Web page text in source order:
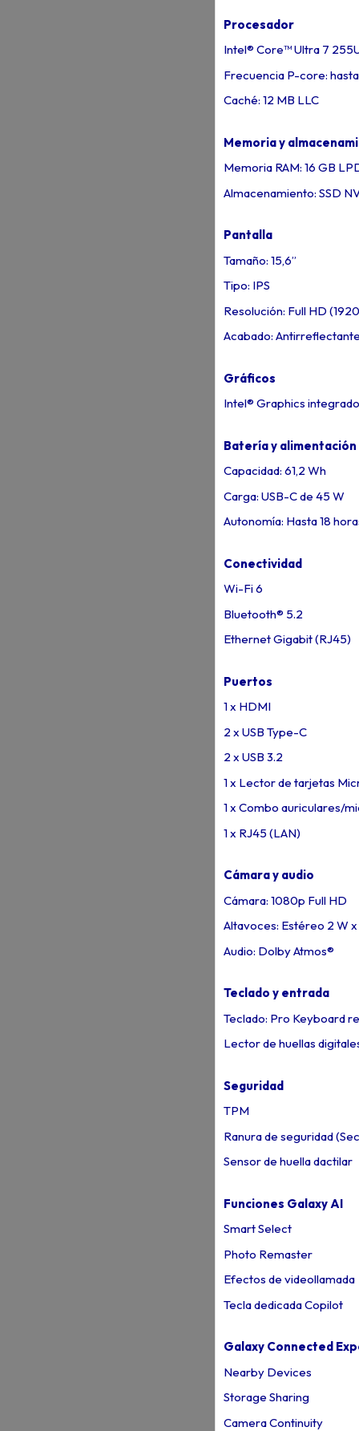
Procesador
Intel® Core™ Ultra 7
Frecuencia P-core:
Caché: 12 MB LLC
Memoria y
Memoria RAM: 16 GB
Almacenamiento: SSD
Pantalla
Tamaño: 15,6”
Tipo: IPS
Resolución: Full HD
Acabado:
Gráficos
Intel® Graphics
Batería y alimentación
Capacidad: 61,2 Wh
Carga: USB-C de 45 W
Autonomía: Hasta 18
Conectividad
Wi-Fi 6
Bluetooth® 5.2
Ethernet Gigabit (RJ45)
Puertos
1 x HDMI
2 x USB Type-C
2 x USB 3.2
1 x Lector de tarjetas
1 x Combo auriculares/
1 x RJ45 (LAN)
Cámara y audio
Cámara: 1080p Full HD
Altavoces: Estéreo 2 W
Audio: Dolby Atmos®
Teclado y entrada
Teclado: Pro Keyboard
Lector de huellas
Seguridad
TPM
Ranura de seguridad
Sensor de huella dactilar
Funciones Galaxy AI
Smart Select
Photo Remaster
Efectos de videollamada
Tecla dedicada Copilot
Galaxy Connected
Nearby Devices
Storage Sharing
Camera Continuity